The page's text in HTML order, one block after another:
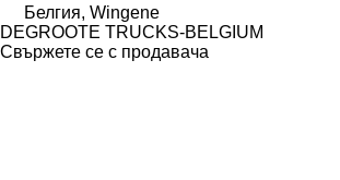
Белгия, Wingene
DEGROOTE TRUCKS-BELGIUM
Свържете се с продавача